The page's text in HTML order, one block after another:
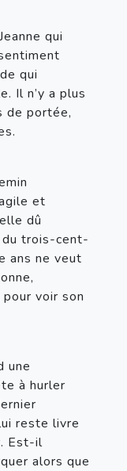
qui
qui
Il n’y a plus
de portée,
et
dû
trois-cent-
ans ne veut
voir son
une
à hurler
reste livre
Est-il
alors que